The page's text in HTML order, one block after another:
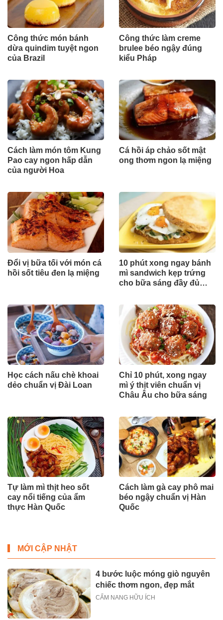
Công thức món bánh
dừa quindim tuyệt ngon
của Brazil
Công thức làm creme
brulee béo ngậy đúng
kiểu Pháp
Cách làm món tôm Kung
Pao cay ngon hấp dẫn
của người Hoa
Cá hồi áp chảo sốt mật
ong thơm ngon lạ miệng
Đổi vị bữa tối với món cá
hồi sốt tiêu đen lạ miệng
10 phút xong ngay bánh
mì sandwich kẹp trứng
cho bữa sáng đầy đủ
Học cách nấu chè khoai
dẻo chuẩn vị Đài Loan
Chỉ 10 phút, xong ngay
mì ý thịt viên chuẩn vị
Châu Âu cho bữa sáng
Tự làm mì thịt heo sốt
cay nổi tiếng của ẩm
thực Hàn Quốc
Cách làm gà cay phô mai
béo ngậy chuẩn vị Hàn
Quốc
MỚI CẬP NHẬT
4 bước luộc móng giò nguyên
chiếc thơm ngon, đẹp mắt
CẨM NANG HỮU ÍCH